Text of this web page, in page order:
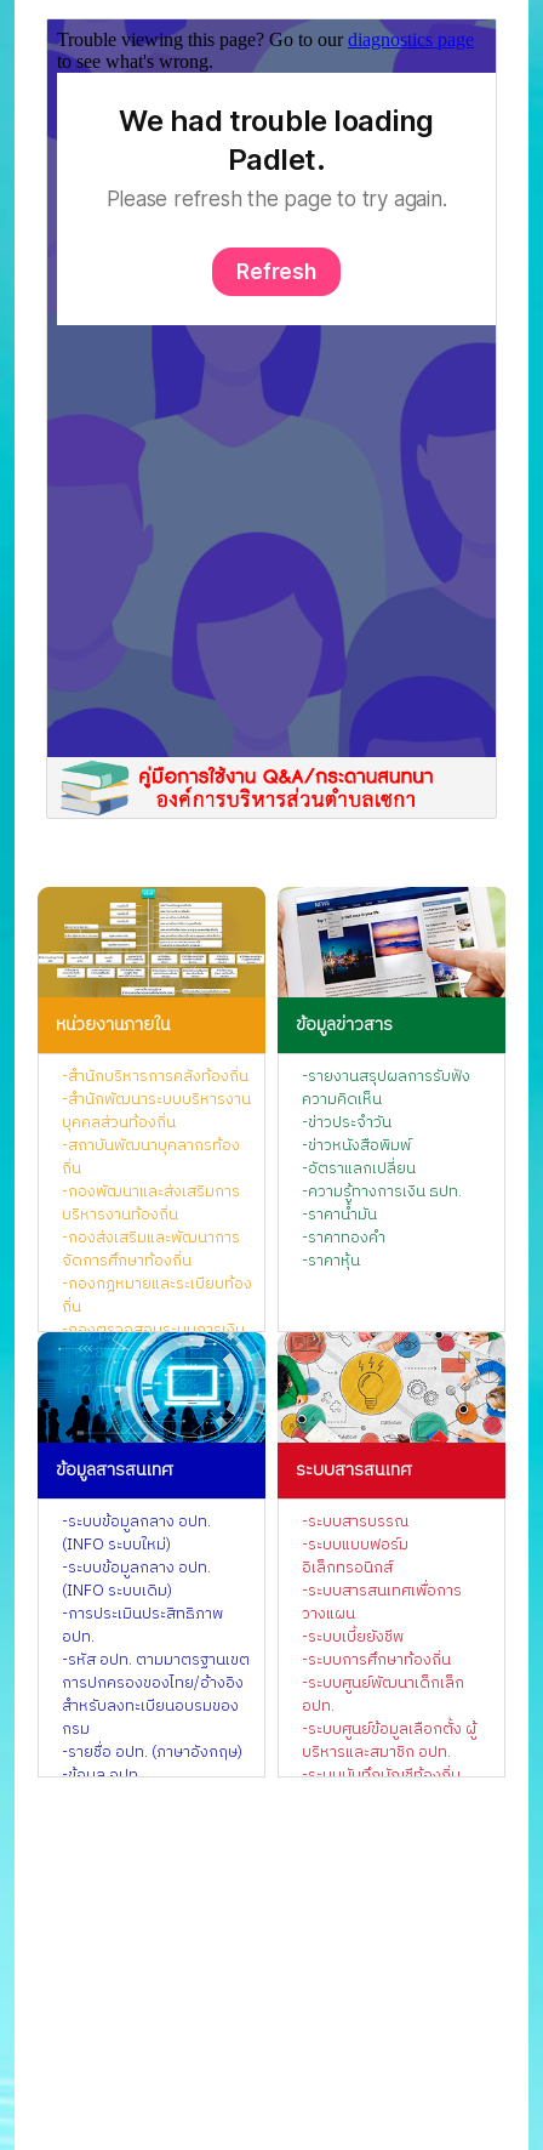
หน่วยงานภายใน
-สำนักบริหารการคลังท้องถิ่น
-สำนักพัฒนาระบบบริหารงาน
บุคคลส่วนท้องถิ่น
-สถาบันพัฒนาบุคลากรท้อง
ถิ่น
-กองพัฒนาและส่งเสริมการ
บริหารงานท้องถิ่น
-กองส่งเสริมและพัฒนาการ
จัดการศึกษาท้องถิ่น
-กองกฎหมายและระเบียบท้อง
ถิ่น
-กองตรวจสอบระบบการเงิน
บัญชีท้องถิ่น
-กองยุทธศาสตร์และแผนงาน
-กองการเจ้าหน้าที่
-กองคลัง
-สำนักงานเลขานุการกรม
-ศูนย์เทคโนโลยีสารสนเทศ
-กลุ่มตรวจสอบภายใน
-กลุ่มพัฒนาระบบบริหาร
-กลุ่มประสานการตรวจ
ราชการกรม
-ศูนย์ปฏิบัติการต่อต้านการ
ทุจริตกรมส่งเสริมการ
ปกครองท้องถิ่น
-สำนักงานกองทุนบำเหน็จ
บำนาญข้าราชการส่วนท้องถิ่น
-กองการเลือกตั้งท้องถิ่น
-กองสาธารณสุขท้องถิ่น
-กองสิ่งแวดล้อมท้องถิ่น
ข้อมูลข่าวสาร
-รายงานสรุปผลการรับฟัง
ความคิดเห็น
-ข่าวประจำวัน
-ข่าวหนังสือพิมพ์
-อัตราแลกเปลี่ยน
-ความรู้ทางการเงิน ธปท.
-ราคาน้ำมัน
-ราคาทองคำ
-ราคาหุ้น
ข้อมูลสารสนเทศ
-ระบบข้อมูลกลาง อปท.
(INFO ระบบใหม่)
-ระบบข้อมูลกลาง อปท.
(INFO ระบบเดิม)
-การประเมินประสิทธิภาพ
อปท.
-รหัส อปท. ตามมาตรฐานเขต
การปกครองของไทย/อ้างอิง
สำหรับลงทะเบียนอบรมของ
กรม
-รายชื่อ อปท. (ภาษาอังกฤษ)
-ข้อมูล อปท.
ระบบสารสนเทศ
-ระบบสารบรรณ
-ระบบแบบฟอร์ม
อิเล็กทรอนิกส์
-ระบบสารสนเทศเพื่อการ
วางแผน
-ระบบเบี้ยยังชีพ
-ระบบการศึกษาท้องถิ่น
-ระบบศูนย์พัฒนาเด็กเล็ก
อปท.
-ระบบศูนย์ข้อมูลเลือกตั้ง ผู้
บริหารและสมาชิก อปท.
-ระบบบันทึกบัญชีท้องถิ่น